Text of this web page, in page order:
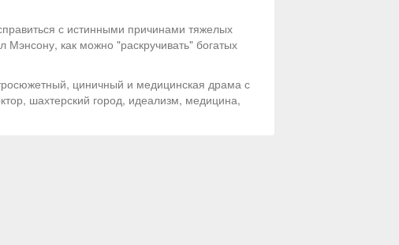
с истинными причинами тяжелых
как можно "раскручивать" богатых
циничный и медицинская драма с
шахтерский город, идеализм, медицина,